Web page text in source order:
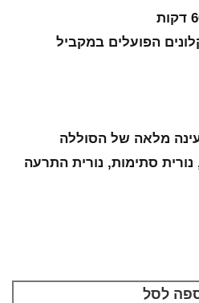
נורית סתימות, נורית התרעה
לסל